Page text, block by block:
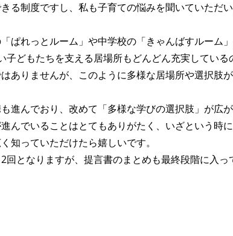
る制度ですし、私も子育ての悩みを聞いていただ
ぱれっとルーム」や中学校の「きゃんばすルーム
どもたちを支える居場所もどんどん充実している
ありませんが、このように多様な居場所や選択肢
進んでおり、改めて「多様な学びの選択肢」が広
んでいることはとてもありがたく、いざという時
知っていただけたら嬉しいです。
となりますが、提言書のまとめも最終段階に入